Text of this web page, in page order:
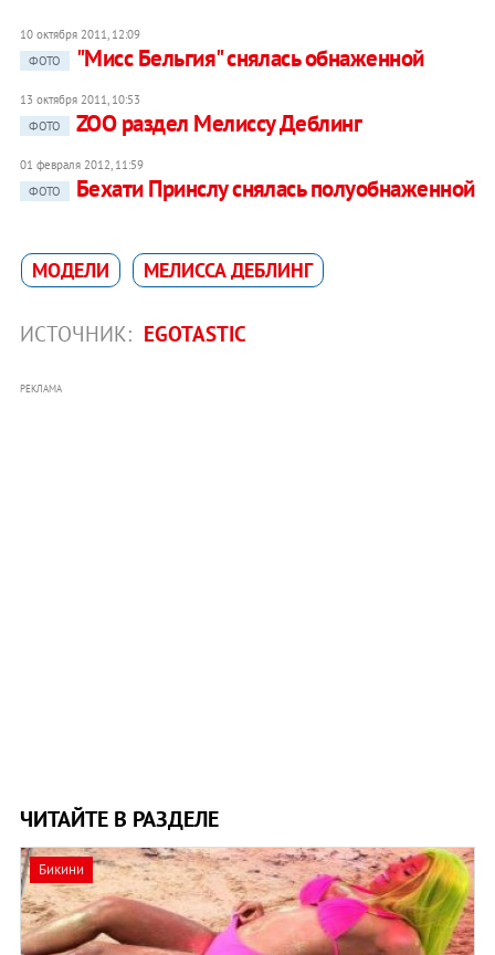
10 октября 2011, 12:09
ФОТО
"Мисс Бельгия" снялась обнаженной
13 октября 2011, 10:53
ФОТО
ZOO раздел Мелиссу Деблинг
01 февраля 2012, 11:59
ФОТО
Бехати Принслу снялась полуобнаженной
МОДЕЛИ МЕЛИССА ДЕБЛИНГ
ИСТОЧНИК: EGOTASTIC
РЕКЛАМА
ЧИТАЙТЕ В РАЗДЕЛЕ
Бикини